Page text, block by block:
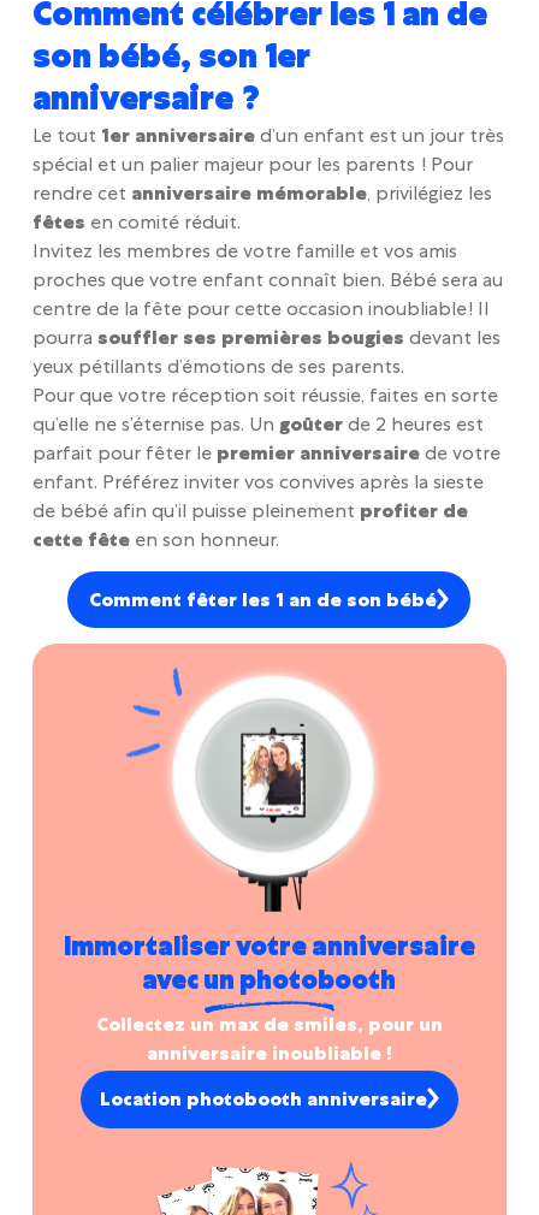
Comment célébrer les 1 an de
son bébé, son 1er
anniversaire ?
Le tout 1er anniversaired’un enfant est un jour très
spécial et un palier majeur pour les parents ! Pour
rendre cet anniversaire mémorable, privilégiez les
fêtes en comité réduit.
Invitez les membres de votre famille et vos amis
proches que votre enfant connaît bien. Bébé sera au
centre de la fête pour cette occasion inoubliable ! Il
pourra souffler ses premières bougies devant les
yeux pétillants d’émotions de ses parents.
Pour que votre réception soit réussie, faites en sorte
qu’elle ne s’éternise pas. Un goûterde 2 heures est
parfait pour fêter le premier anniversairede votre
enfant. Préférez inviter vos convives après la sieste
de bébé afin qu’il puisse pleinement profiter de
cette fêteen son honneur.
Comment fêter les 1 an de son bébé
Immortaliser votre anniversaire
avec un photobooth
Collectez un max de smiles, pour un
anniversaire inoubliable !
Location photobooth anniversaire